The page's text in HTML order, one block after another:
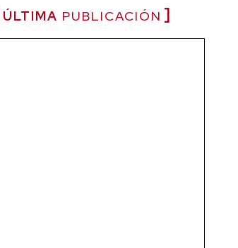
ÚLTIMA PUBLICACIÓN